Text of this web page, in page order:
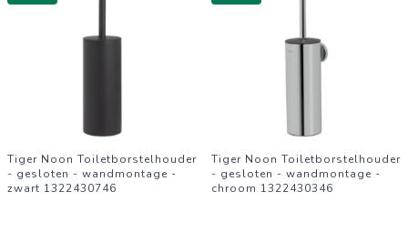
Tiger Noon Toiletborstelhouder
- gesloten - wandmontage -
zwart 1322430746
Tiger Noon Toiletborstelhouder
- gesloten - wandmontage -
chroom 1322430346